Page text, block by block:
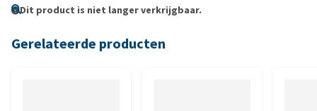
Dit product is niet langer verkrijgbaar.
Gerelateerde producten